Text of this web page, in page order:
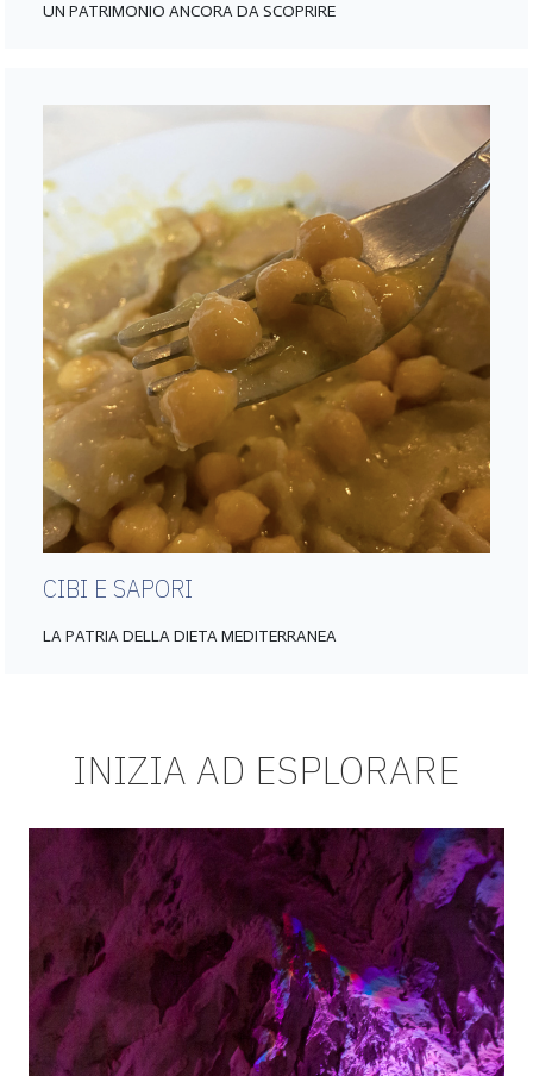
UN PATRIMONIO ANCORA DA SCOPRIRE
CIBI E SAPORI
LA PATRIA DELLA DIETA MEDITERRANEA
INIZIA AD ESPLORARE